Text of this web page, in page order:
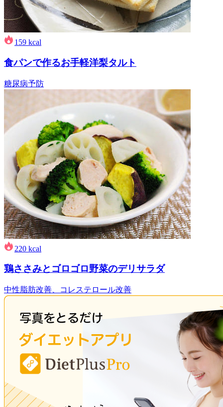
159 kcal
食パンで作るお手軽洋梨タルト
糖尿病予防
220 kcal
鶏ささみとゴロゴロ野菜のデリサラダ
中性脂肪改善、コレステロール改善